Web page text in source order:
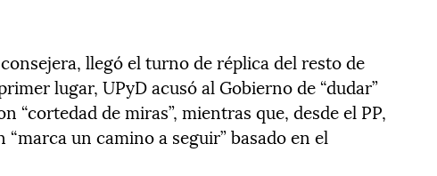
llegó el turno de réplica del resto de
lugar, UPyD acusó al Gobierno de “dudar”
“cortedad de miras”, mientras que, desde el PP,
“marca un camino a seguir” basado en el